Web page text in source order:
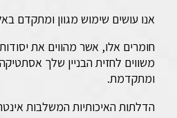
אנו עושים שימוש מגוון ומתקדם
חומרים אלו, אשר מהווים את
משווים לחזית הבניין שלך
ומתקדמת.
הדלתות האיכותיות המשלבות